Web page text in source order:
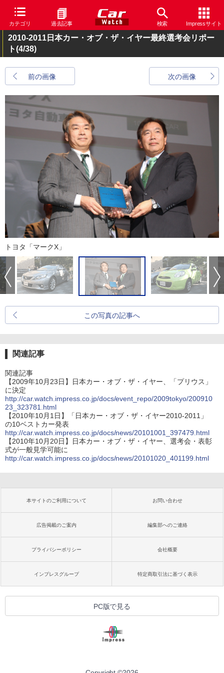
カテゴリ 過去記事 検索 Impressサイト
2010-2011日本カー・オブ・ザ・イヤー最終選考会リポー
ト(4/38)
前の画像 次の画像
トヨタ「マークX」
この写真の記事へ
関連記事
関連記事
【2009年10月23日】日本カー・オブ・ザ・イヤー、「プリウス」
に決定
http://car.watch.impress.co.jp/docs/event_repo/2009tokyo/200910
23_323781.html
【2010年10月1日】「日本カー・オブ・ザ・イヤー2010-2011」
の10ベストカー発表
http://car.watch.impress.co.jp/docs/news/20101001_397479.html
【2010年10月20日】日本カー・オブ・ザ・イヤー、選考会・表彰
式が一般見学可能に
http://car.watch.impress.co.jp/docs/news/20101020_401199.html
本サイトのご利用について お問い合わせ
広告掲載のご案内 編集部へのご連絡
プライバシーポリシー 会社概要
インプレスグループ 特定商取引法に基づく表示
PC版で見る